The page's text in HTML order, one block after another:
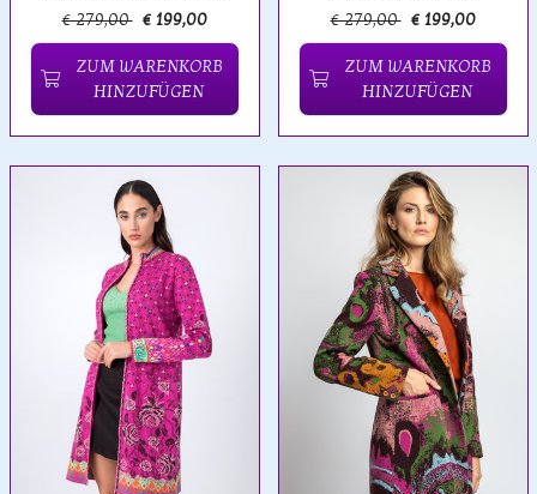
€ 279,00 € 199,00
ZUM WARENKORB
HINZUFÜGEN
€ 279,00 € 199,00
ZUM WARENKORB
HINZUFÜGEN